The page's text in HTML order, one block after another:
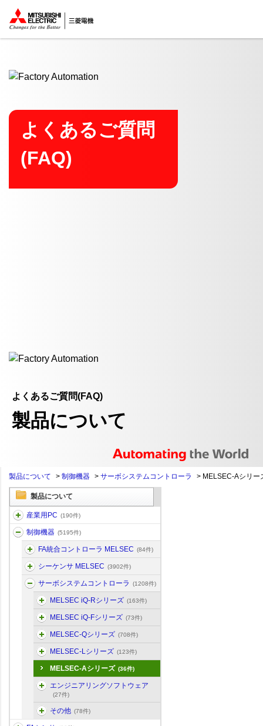
ここから本文
よくあるご質問
(FAQ)
よくあるご質問(FAQ)
製品について
製品について > 制御機器 > サーボシステムコントローラ > MELSEC-Aシリー
製品について
産業用PC (190件)
制御機器 (5195件)
FA統合コントローラ MELSEC (84件)
シーケンサ MELSEC (3902件)
サーボシステムコントローラ (1208件)
MELSEC iQ-Rシリーズ (163件)
MELSEC iQ-Fシリーズ (73件)
MELSEC-Qシリーズ (708件)
MELSEC-Lシリーズ (123件)
MELSEC-Aシリーズ (36件)
エンジニアリングソフトウェア
(27件)
その他 (78件)